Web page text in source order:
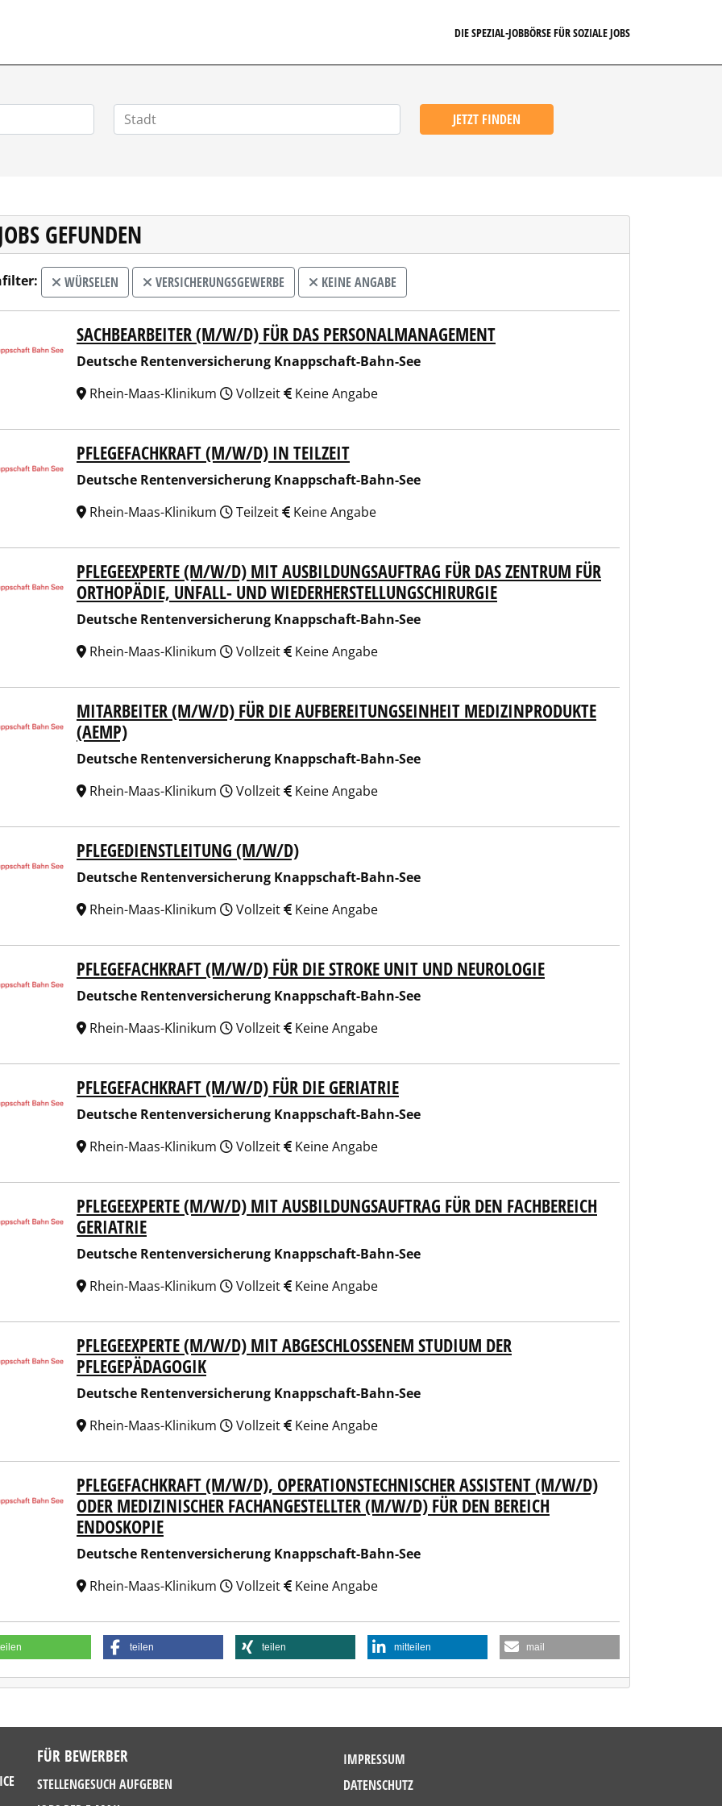
DIE SPEZIAL-JOBBÖRSE FÜR SOZIALE JOBS
JETZT FINDEN
GEFUNDEN
WÜRSELEN VERSICHERUNGSGEWERBE KEINE ANGABE
Rentenversicherung Knappschaft-Bahn-See
SACHBEARBEITER (M/W/D) FÜR DAS PERSONALMANAGEMENT
Deutsche Rentenversicherung Knappschaft-Bahn-See
Rhein-Maas-Klinikum
Vollzeit Keine Angabe
Rentenversicherung Knappschaft-Bahn-See
PFLEGEFACHKRAFT (M/W/D) IN TEILZEIT
Deutsche Rentenversicherung Knappschaft-Bahn-See
Rhein-Maas-Klinikum
Teilzeit Keine Angabe
Rentenversicherung Knappschaft-Bahn-See
PFLEGEEXPERTE (M/W/D) MIT AUSBILDUNGSAUFTRAG FÜR DAS ZENTRUM FÜR
ORTHOPÄDIE, UNFALL- UND WIEDERHERSTELLUNGSCHIRURGIE
Deutsche Rentenversicherung Knappschaft-Bahn-See
Rhein-Maas-Klinikum
Vollzeit Keine Angabe
Rentenversicherung Knappschaft-Bahn-See
MITARBEITER (M/W/D) FÜR DIE AUFBEREITUNGSEINHEIT MEDIZINPRODUKTE
(AEMP)
Deutsche Rentenversicherung Knappschaft-Bahn-See
Rhein-Maas-Klinikum
Vollzeit Keine Angabe
Rentenversicherung Knappschaft-Bahn-See
PFLEGEDIENSTLEITUNG (M/W/D)
Deutsche Rentenversicherung Knappschaft-Bahn-See
Rhein-Maas-Klinikum
Vollzeit Keine Angabe
Rentenversicherung Knappschaft-Bahn-See
PFLEGEFACHKRAFT (M/W/D) FÜR DIE STROKE UNIT UND NEUROLOGIE
Deutsche Rentenversicherung Knappschaft-Bahn-See
Rhein-Maas-Klinikum
Vollzeit Keine Angabe
Rentenversicherung Knappschaft-Bahn-See
PFLEGEFACHKRAFT (M/W/D) FÜR DIE GERIATRIE
Deutsche Rentenversicherung Knappschaft-Bahn-See
Rhein-Maas-Klinikum
Vollzeit Keine Angabe
Rentenversicherung Knappschaft-Bahn-See
PFLEGEEXPERTE (M/W/D) MIT AUSBILDUNGSAUFTRAG FÜR DEN FACHBEREICH
GERIATRIE
Deutsche Rentenversicherung Knappschaft-Bahn-See
Rhein-Maas-Klinikum
Vollzeit Keine Angabe
Rentenversicherung Knappschaft-Bahn-See
PFLEGEEXPERTE (M/W/D) MIT ABGESCHLOSSENEM STUDIUM DER
PFLEGEPÄDAGOGIK
Deutsche Rentenversicherung Knappschaft-Bahn-See
Rhein-Maas-Klinikum
Vollzeit Keine Angabe
Rentenversicherung Knappschaft-Bahn-See
PFLEGEFACHKRAFT (M/W/D), OPERATIONSTECHNISCHER ASSISTENT (M/W/D)
ODER MEDIZINISCHER FACHANGESTELLTER (M/W/D) FÜR DEN BEREICH
ENDOSKOPIE
Deutsche Rentenversicherung Knappschaft-Bahn-See
Rhein-Maas-Klinikum
Vollzeit Keine Angabe
teilen teilen mitteilen mail
FÜR BEWERBER
STELLENGESUCH AUFGEBEN
IMPRESSUM
DATENSCHUTZ